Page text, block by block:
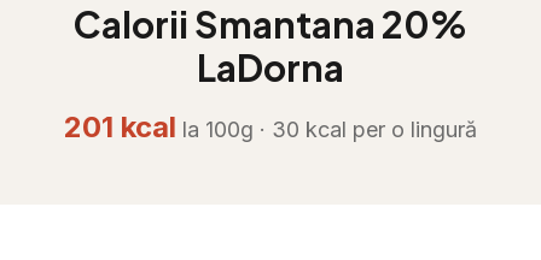
Calorii Smantana 20%
LaDorna
201 kcal la 100g · 30 kcal per o lingură